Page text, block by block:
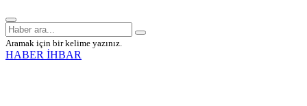
Aramak için bir kelime yazınız.
HABER İHBAR